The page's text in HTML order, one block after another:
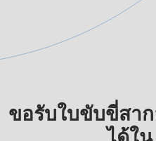
ขอรับใบขับขี่สา